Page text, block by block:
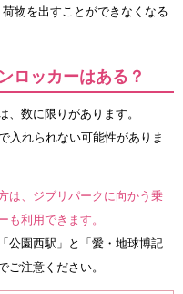
物を出すことができなくなる
ロッカーはある？
数に限りがあります。
入れられない可能性がありま
は、ジブリパークに向かう乗
も利用できます。
公園西駅」と「愛・地球博記
ご注意ください。